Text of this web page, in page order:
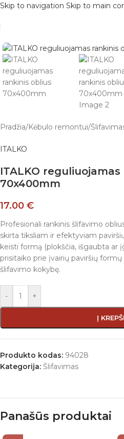
Skip to navigation Skip to main
Pradžia/Kėbulo remontui/
ITALKO
ITALKO
70x400mm
17.00 €
Profesionali rankinis šlifavimo
skirta tiksliam ir efektyviam
keisti formą (plokščia, išgaubta ar
prisitaiko prie įvairių paviršių formų
šlifavimo kokybę.
- +
Į
Produkto kodas: 94028
Kategorija: Šlifavimas
Panašūs produktai